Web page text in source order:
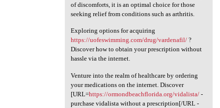
of discomforts, it is an optimal choice for those
seeking relief from conditions such as arthritis.
Exploring options for acquiring
https://uofeswimming.com/drug/vardenafil/?
Discover how to obtain your prescription without
hassle via the internet.
Venture into the realm of healthcare by ordering
your medications on the internet. Discover
[URL=https://ormondbeachflorida.org/vidalista/-
purchase vidalista without a prescription[/URL -